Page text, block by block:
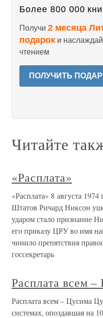
Более 800 000
Получи 2 месяца
подарок и
чтением
ПОЛУЧИТЬ
Читайте
«Расплата»
«Расплата» 8 августа
Штатов Ричард Никсон
ударом стало признание
его приказу ЦРУ во имя
чинило препятствия
госсекретарь
Расплата всем
Расплата всем – Цусима
системах, опоздавшая на